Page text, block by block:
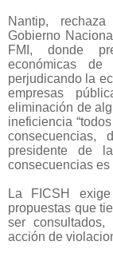
Nantip,
Gobierno
FMI, donde
económicas
perjudicando la
empresas
eliminación de
ineficiencia
presidente de
consecuencias es
La FICSH
propuestas que
ser
acción de